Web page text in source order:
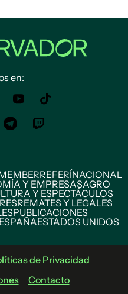
en:
REFERÍNACIONAL
Y EMPRESASAGRO
Y ESPECTÁCULOS
REMATES Y LEGALES
PUBLICACIONES
ESPAÑAESTADOS UNIDOS
de Privacidad
Contacto